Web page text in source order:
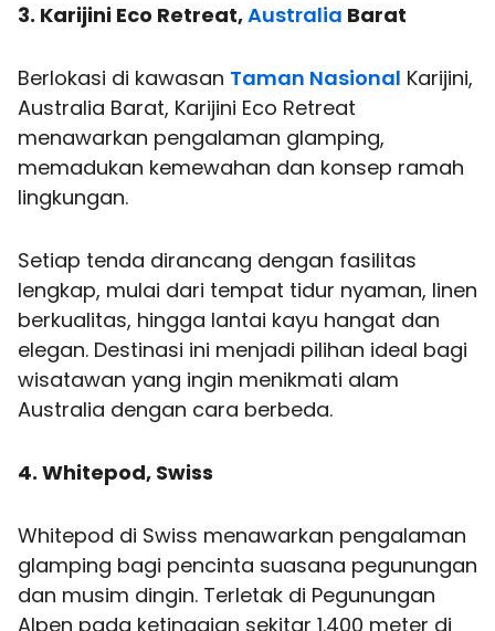
3. Karijini Eco Retreat,Australia Barat
Berlokasi di kawasan Taman Nasional Karijini,
Australia Barat, Karijini Eco Retreat
menawarkan pengalaman glamping,
memadukan kemewahan dan konsep ramah
lingkungan.
Setiap tenda dirancang dengan fasilitas
lengkap, mulai dari tempat tidur nyaman, linen
berkualitas, hingga lantai kayu hangat dan
elegan. Destinasi ini menjadi pilihan ideal bagi
wisatawan yang ingin menikmati alam
Australia dengan cara berbeda.
4. Whitepod, Swiss
Whitepod di Swiss menawarkan pengalaman
glamping bagi pencinta suasana pegunungan
dan musim dingin. Terletak di Pegunungan
Alpen pada ketinggian sekitar 1.400 meter di